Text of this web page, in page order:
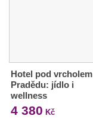
Hotel pod vrcholem
Pradědu: jídlo i
wellness
4 380 Kč